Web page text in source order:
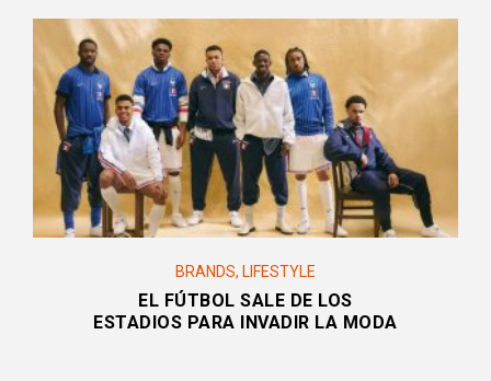
BRANDS, LIFESTYLE
EL FÚTBOL SALE DE LOS
ESTADIOS PARA INVADIR LA MODA